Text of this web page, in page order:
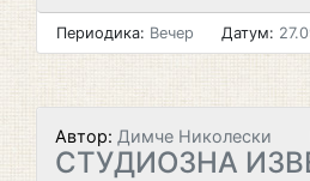
Периодика: Вечер Датум:
Автор: Димче Николески
СТУДИОЗНА